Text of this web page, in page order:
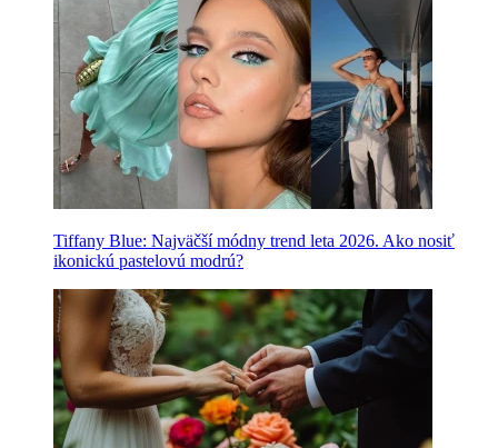
Tiffany Blue: Najväčší módny trend leta 2026. Ako nosiť
ikonickú pastelovú modrú?